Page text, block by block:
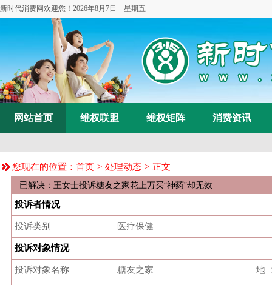
新时代消费网欢迎您！ 2026年8月7日 星期五
网站首页 维权联盟 维权矩阵 消费资讯
您现在的位置： 首页 > 处理动态 > 正文
已解决：王女士投诉糖友之家花上万买“神药”却无效
投诉者情况
投诉类别 医疗保健
投诉对象情况
投诉对象名称 糖友之家 地